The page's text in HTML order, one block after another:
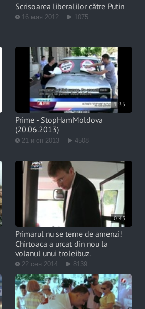
Scrisoarea liberalilor către Putin
16 мая 2012 1075
1:35
Prime - StopHamMoldova
(20.06.2013)
21 июн 2013 4508
0:45
Primarul nu se teme de amenzi!
Chirtoaca a urcat din nou la
volanul unui troleibuz.
22 сен 2014 8139